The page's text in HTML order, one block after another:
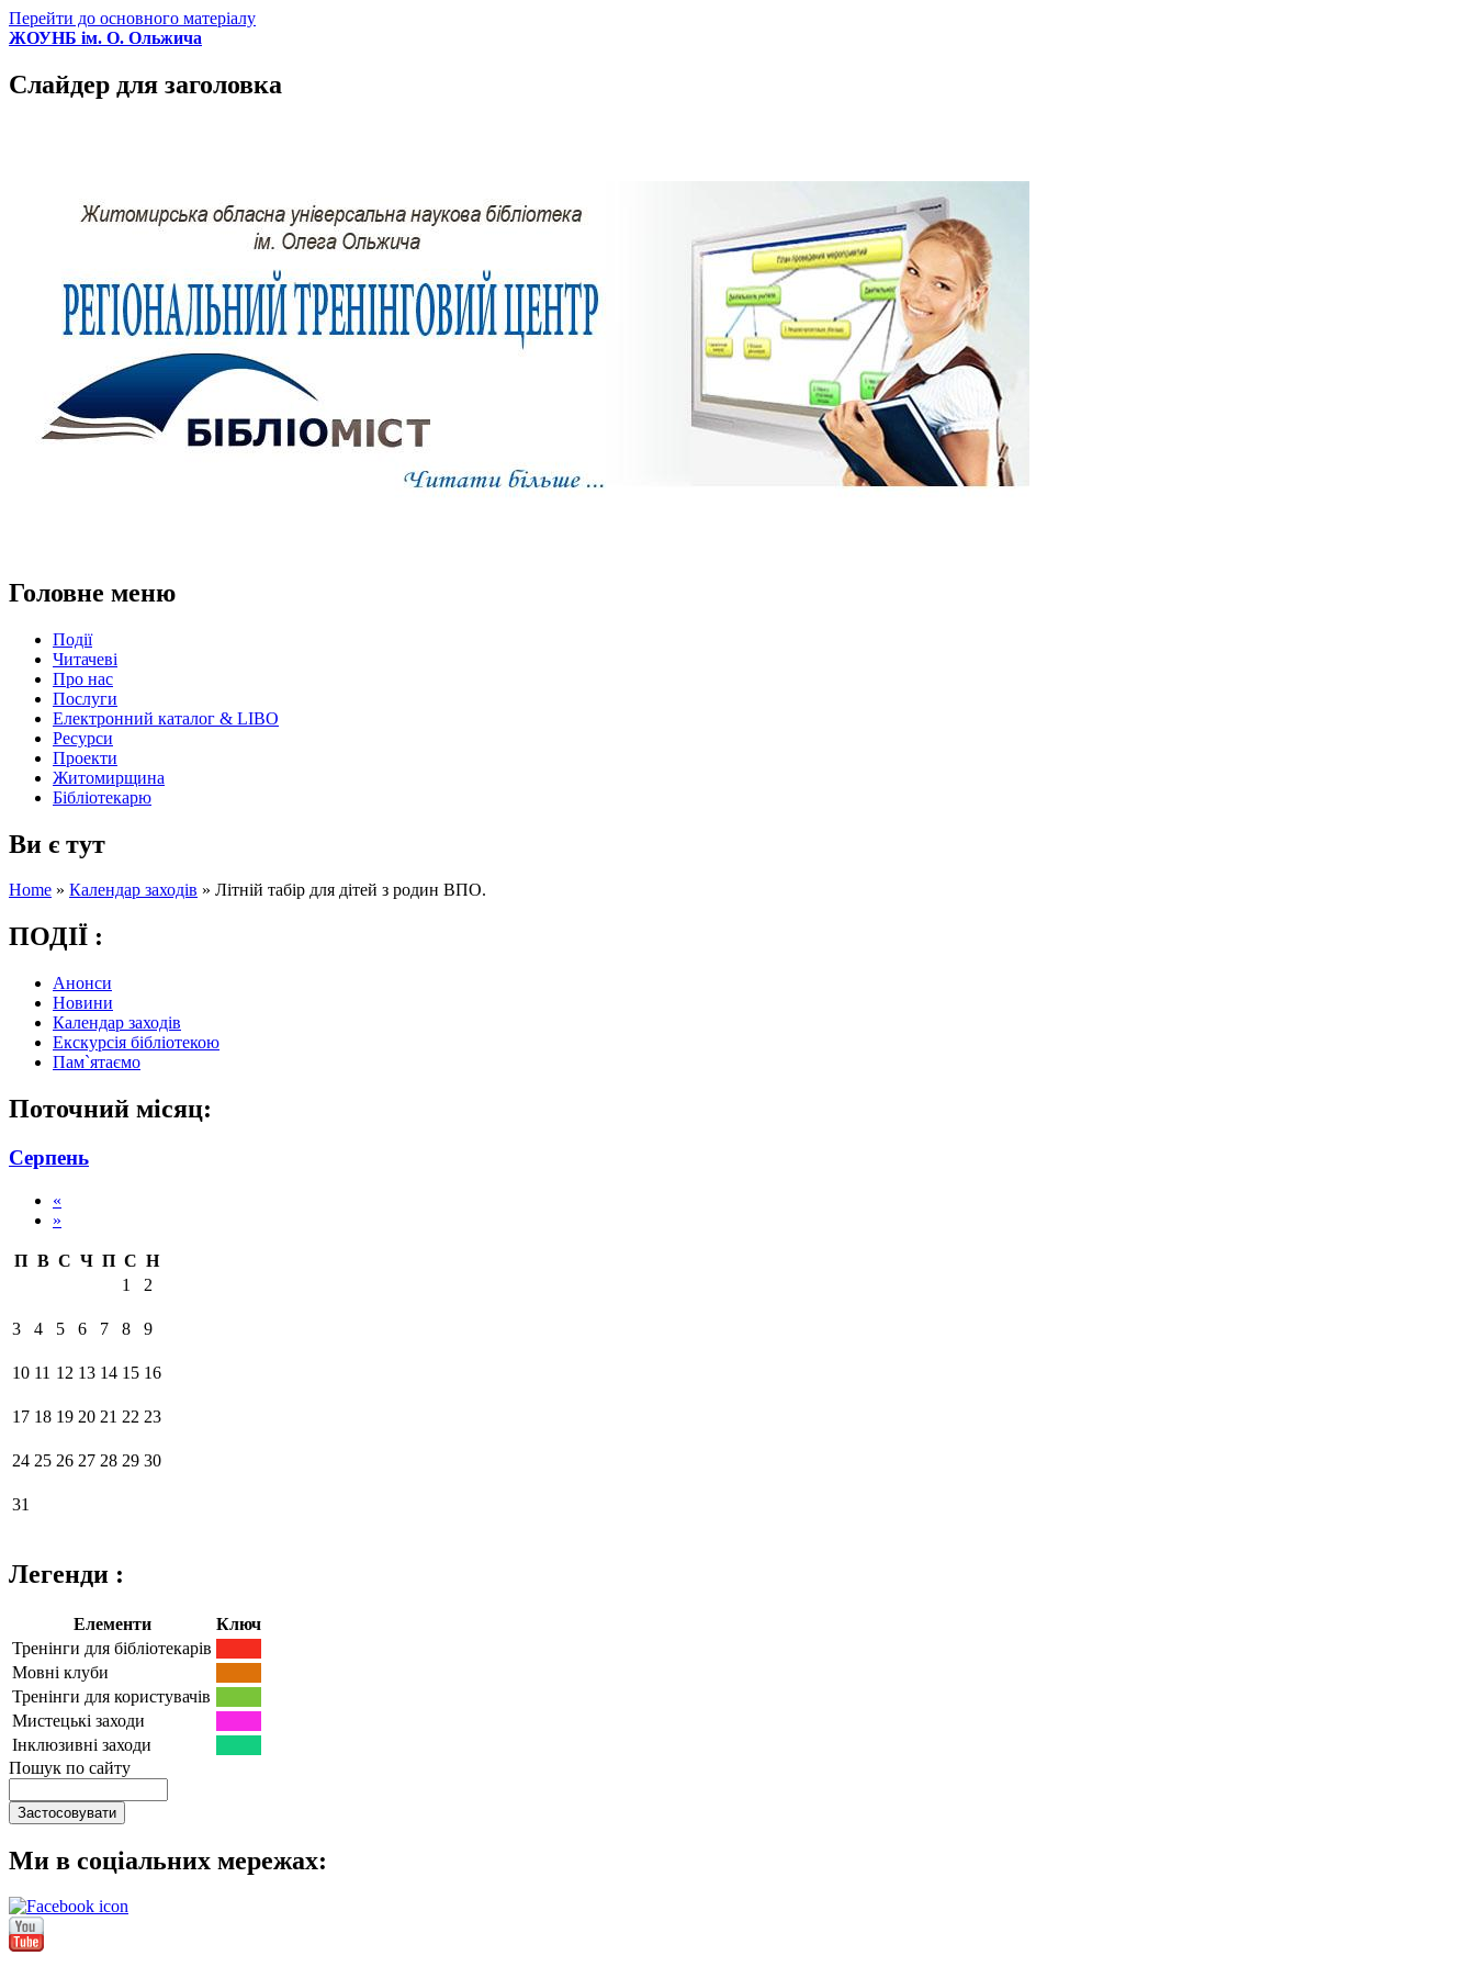
Перейти до основного матеріалу
ЖОУНБ ім. О. Ольжича
Слайдер для заголовка
Головне меню
Події
Читачеві
Про нас
Послуги
Електронний каталог & LIBO
Ресурси
Проекти
Житомирщина
Бібліотекарю
Ви є тут
Home » Календар заходів » Літній табір для дітей з родин ВПО.
ПОДІЇ :
Анонси
Новини
Календар заходів
Екскурсія бібліотекою
Пам`ятаємо
Поточний місяц:
Серпень
«
»
П В С Ч П С Н
1
2
3 4 5 6 7 8 9
10 11 12 13 14 15 16
17 18 19 20 21 22 23
24 25 26 27 28 29 30
31
Легенди :
Елементи
Ключ
Тренінги для бібліотекарів
Мовні клуби
Тренінги для користувачів
Мистецькі заходи
Інклюзивні заходи
Пошук по сайту
Ми в соціальних мережах: